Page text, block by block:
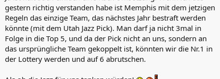
gestern richtig verstanden habe ist Memphis mit dem jetzigen
Regeln das einzige Team, das nächstes Jahr bestraft werden
könnte (mit dem Utah Jazz Pick). Man darf ja nicht 3mal in
Folge in die Top 5, und da der Pick nicht an uns, sondern an
das ursprüngliche Team gekoppelt ist, könnten wir die Nr.1 in
der Lottery werden und auf 6 abrutschen.